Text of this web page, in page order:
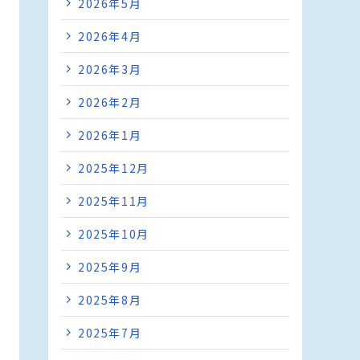
2026年4月
2026年3月
2026年2月
2026年1月
2025年12月
2025年11月
2025年10月
2025年9月
2025年8月
2025年7月